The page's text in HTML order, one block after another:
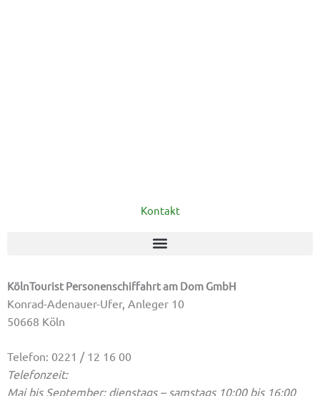
Kontakt
KölnTourist Personenschiffahrt am Dom GmbH
Konrad-Adenauer-Ufer, Anleger 10
50668 Köln
Telefon: 0221 / 12 16 00
Telefonzeit:
Mai bis September: dienstags – samstags 10:00 bis 16:00